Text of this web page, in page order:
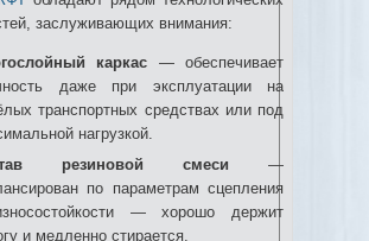
заслуживающих внимания:
каркас — обеспечивает
даже при эксплуатации на
транспортных средствах или под
нагрузкой.
резиновой смеси —
по параметрам сцепления
— хорошо держит
и медленно стирается.